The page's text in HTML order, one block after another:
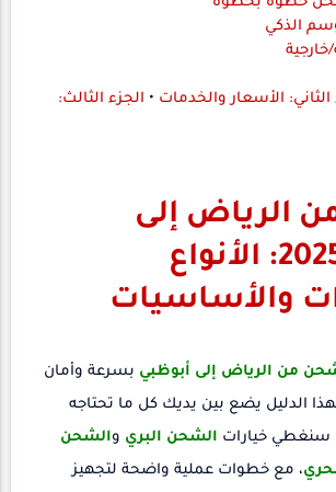
الذكي
خارجية
الثاني: الأسعار والخدمات • الجزء الثالث:
الرياض إلى
أبوظبي 2025: الأنواع
والأساسيات
من الرياض إلى أبوظبي بسرعة وأمان
الدليل يضع بين يديك كل ما تحتاجه
سنغطي خيارات الشحن البري والشحن
، مع خطوات عملية واضحة لتجهيز